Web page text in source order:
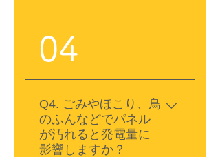
環境によっても発電量は
異なるため、現地調査を
行い、それぞれの住宅に
根や寄棟屋根をはじめ、
多くの屋根に設置が可能
です。また、屋根材や建
物の構造によって施工方
法が異なるため、現地調
査で安全性や設置条件を
確認したうえで最適な工
04
Q4. ごみやほこり、鳥
のふんなどでパネル
が汚れると発電量に
影響しますか？